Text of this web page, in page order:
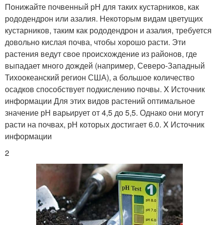
Понижайте почвенный рН для таких кустарников, как
рододендрон или азалия. Некоторым видам цветущих
кустарников, таким как рододендрон и азалия, требуется
довольно кислая почва, чтобы хорошо расти. Эти
растения ведут свое происхождение из районов, где
выпадает много дождей (например, Северо-Западный
Тихоокеанский регион США), а большое количество
осадков способствует подкислению почвы. X Источник
информации Для этих видов растений оптимальное
значение рН варьирует от 4,5 до 5,5. Однако они могут
расти на почвах, рН которых достигает 6.0. X Источник
информации
2